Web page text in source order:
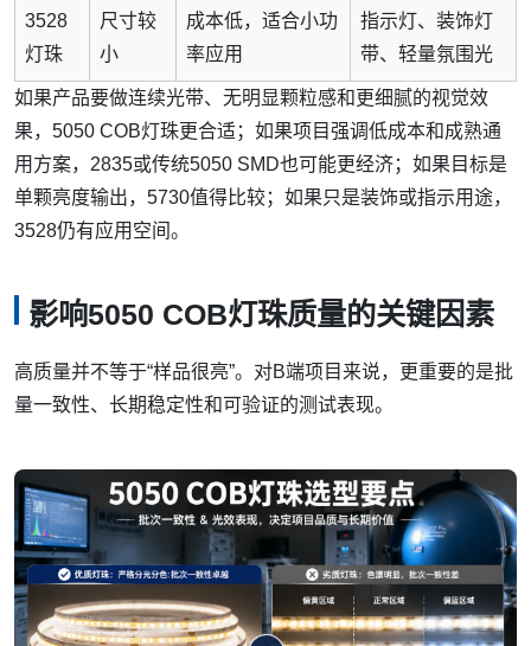
3528
灯珠
尺寸较
小
成本低，适合小功
率应用
指示灯、装饰灯
带、轻量氛围光
如果产品要做连续光带、无明显颗粒感和更细腻的视觉效
果，5050 COB灯珠更合适；如果项目强调低成本和成熟通
用方案，2835或传统5050 SMD也可能更经济；如果目标是
单颗亮度输出，5730值得比较；如果只是装饰或指示用途，
3528仍有应用空间。
影响5050 COB灯珠质量的关键因素
高质量并不等于“样品很亮”。对B端项目来说，更重要的是批
量一致性、长期稳定性和可验证的测试表现。